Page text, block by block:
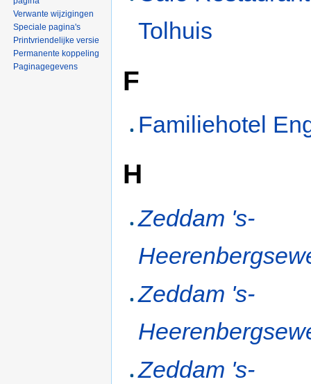
Tolhuis
F
Familiehotel
H
Zeddam 's-
Zeddam 's-
Zeddam 's-
Verwante wijzigingen
Speciale pagina's
Printvriendelijke versie
Permanente koppeling
Paginagegevens